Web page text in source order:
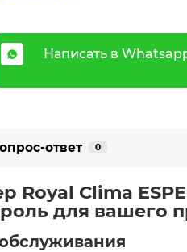
Написать в
ответ 0
Clima
для вашего